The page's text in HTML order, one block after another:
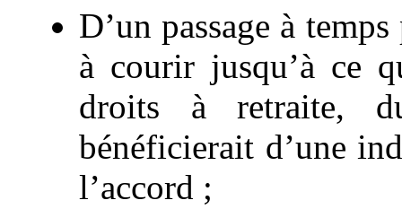
D’un passage à
à courir jusqu’à ce
droits à retraite,
bénéficierait d’une
l’accord ;